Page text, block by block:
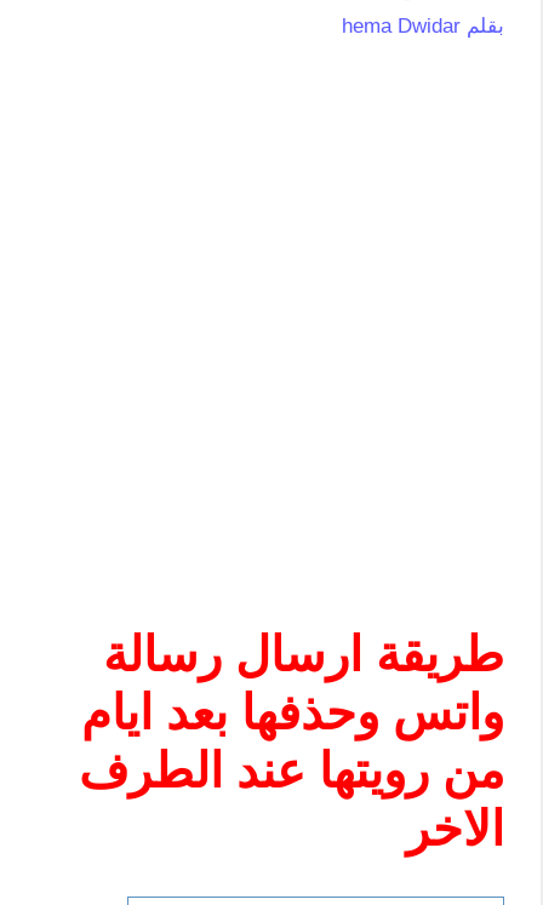
بقلم hema Dwidar
طريقة ارسال رسالة
واتس وحذفها بعد ايام
من رويتها عند الطرف
الاخر